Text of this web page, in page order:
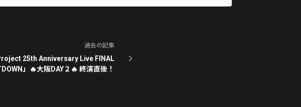
過去の記事
25th Anniversary Live FINAL
」🔥大阪DAY２🔥 終演直後！